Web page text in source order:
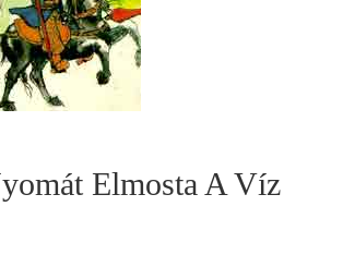
Elmosta A Víz